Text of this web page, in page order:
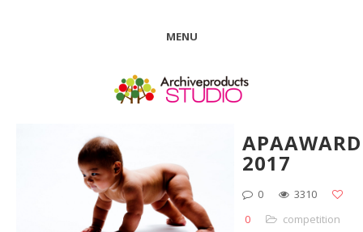
MENU
APAAWARD
2017
0
3310
0
competition